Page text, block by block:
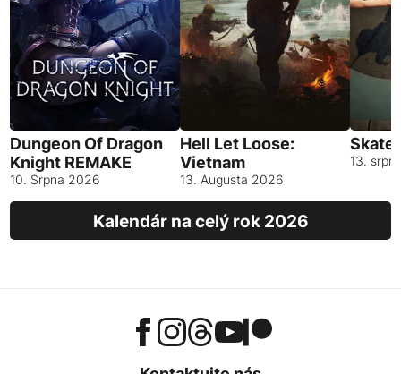
Dungeon Of Dragon
Knight REMAKE
10. Srpna 2026
Hell Let Loose:
Vietnam
13. Augusta 2026
13.
Kalendár na celý rok 2026